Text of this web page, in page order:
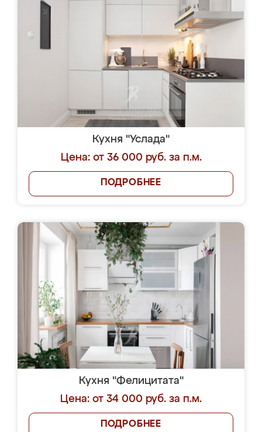
Кухня "Услада"
Цена: от 36 000 руб. за п.м.
ПОДРОБНЕЕ
Кухня "Фелицитата"
Цена: от 34 000 руб. за п.м.
ПОДРОБНЕЕ